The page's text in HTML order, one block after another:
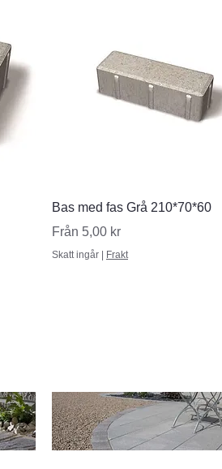
Snabbvisning
Bas med fas Grå 210*70*60
Från 5,00 kr
Reapris
Skatt ingår | Frakt